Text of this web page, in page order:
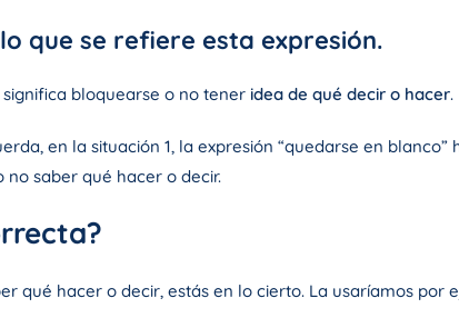
que se refiere esta expresión.
significa bloquearse o no tener idea de qué decir o hacer.
en la situación 1, la expresión “quedarse en
saber qué hacer o decir.
qué hacer o decir, estás en lo cierto. La usaríamos por